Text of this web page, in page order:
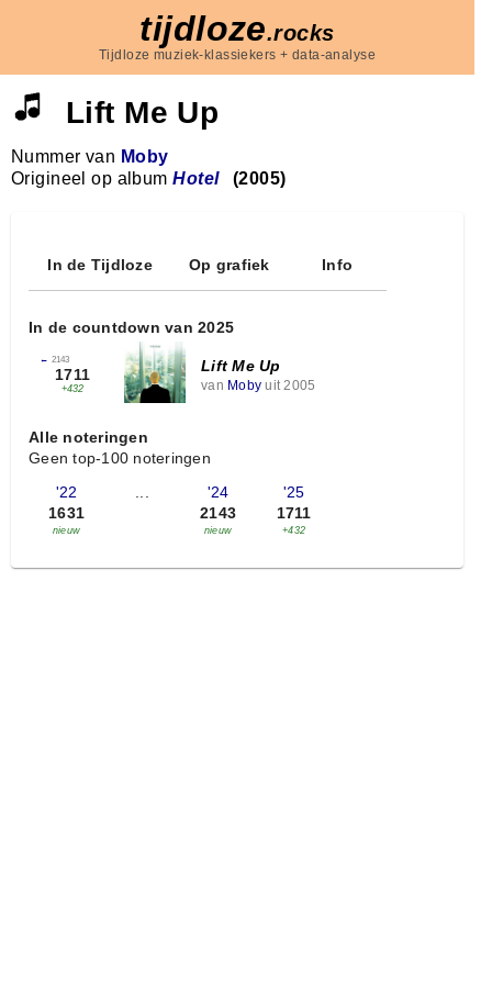
tijdloze.rocks
Tijdloze muziek-klassiekers + data-analyse
Lift Me Up
Nummer van Moby
Origineel op albumHotel (2005)
In de Tijdloze Op grafiek Info
In de countdown van 2025
← 2143
1711
+432
Lift Me Up
van Moby uit 2005
Alle noteringen
Geen top-100 noteringen
'22
1631
nieuw
...
'24
2143
nieuw
'25
1711
+432